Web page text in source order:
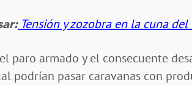
Tensión y zozobra en la cuna
paro armado y el consecuente
podrían pasar caravanas con